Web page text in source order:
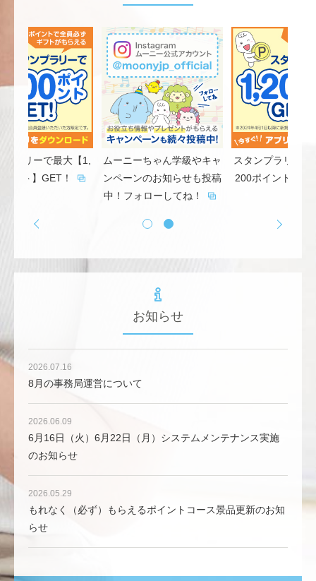
プラリーで最大【1,
ント】GET！
ムーニーちゃん学級やキャ
ンペーンのお知らせも投稿
中！フォローしてね！
スタンプラリーで
200ポイント】
お知らせ
2026.07.16
8月の事務局運営について
2026.06.09
6月16日（火）6月22日（月）システムメンテナンス実施
のお知らせ
2026.05.29
もれなく（必ず）もらえるポイントコース景品更新のお知
らせ